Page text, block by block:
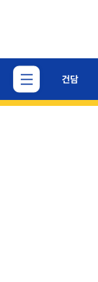
건담